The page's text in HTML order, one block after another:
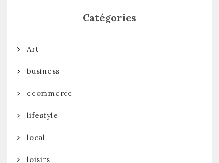
Catégories
Art
business
ecommerce
lifestyle
local
loisirs